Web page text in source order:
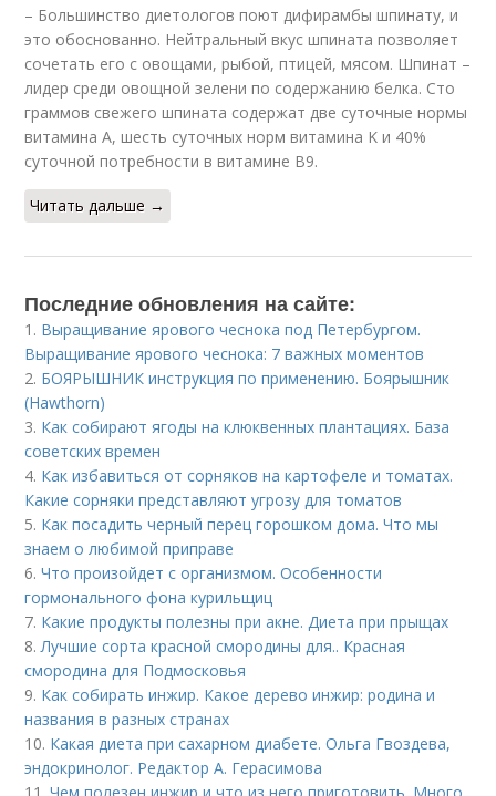
– Большинство диетологов поют дифирамбы шпинату, и
это обоснованно. Нейтральный вкус шпината позволяет
сочетать его с овощами, рыбой, птицей, мясом. Шпинат –
лидер среди овощной зелени по содержанию белка. Сто
граммов свежего шпината содержат две суточные нормы
витамина А, шесть суточных норм витамина K и 40%
суточной потребности в витамине B9.
Читать дальше →
Последние обновления на сайте:
1. Выращивание ярового чеснока под Петербургом.
Выращивание ярового чеснока: 7 важных моментов
2. БОЯРЫШНИК инструкция по применению. Боярышник
(Hawthorn)
3. Как собирают ягоды на клюквенных плантациях. База
советских времен
4. Как избавиться от сорняков на картофеле и томатах.
Какие сорняки представляют угрозу для томатов
5. Как посадить черный перец горошком дома. Что мы
знаем о любимой приправе
6.Что произойдет с организмом. Особенности
гормонального фона курильщиц
7. Какие продукты полезны при акне. Диета при прыщах
8.Лучшие сорта красной смородины для.. Красная
смородина для Подмосковья
9. Как собирать инжир. Какое дерево инжир: родина и
названия в разных странах
10. Какая диета при сахарном диабете. Ольга Гвоздева,
эндокринолог. Редактор А. Герасимова